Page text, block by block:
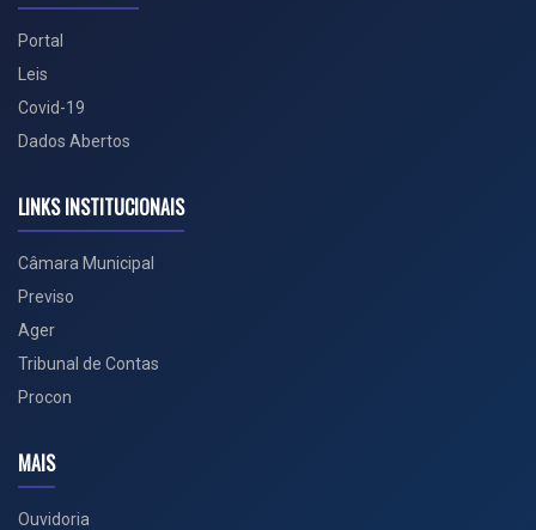
Portal
Leis
Covid-19
Dados Abertos
LINKS INSTITUCIONAIS
Câmara Municipal
Previso
Ager
Tribunal de Contas
Procon
MAIS
Ouvidoria